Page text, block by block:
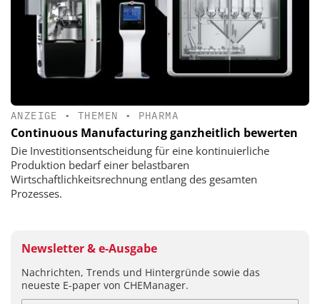
ANZEIGE •THEMEN • PHARMA
Continuous Manufacturing ganzheitlich bewerten
Die Investitionsentscheidung für eine kontinuierliche
Produktion bedarf einer belastbaren
Wirtschaftlichkeitsrechnung entlang des gesamten
Prozesses.
Newsletter & e-Ausgabe
Nachrichten, Trends und Hintergründe sowie das
neueste E-paper von CHEManager.